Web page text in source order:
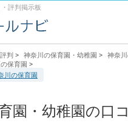
評判掲示板
判 > 神奈川の保育園・幼稚園 > 神奈
保育園 >
川の保育園
園・幼稚園の口